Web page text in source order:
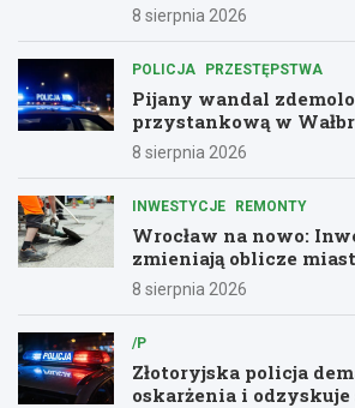
8 sierpnia 2026
POLICJA PRZESTĘPSTWA
Pijany wandal
przystankową w
8 sierpnia 2026
INWESTYCJE REMONTY
Wrocław na nowo:
zmieniają oblicze
8 sierpnia 2026
/P
Złotoryjska policja
oskarżenia i odzyskuje